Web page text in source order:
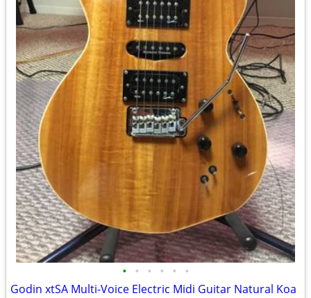
• • • • • •
Godin xtSA Multi-Voice Electric Midi Guitar Natural Koa